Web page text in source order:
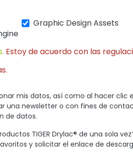
Graphic Design Assets
Estoy de acuerdo con las
mis datos, así como al hacer clic
una newsletter o con fines de
de datos.
TIGER Drylac® de una sola
y solicitar el enlace de